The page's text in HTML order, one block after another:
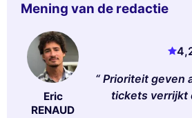
Mening van de redactie
Eric
RENAUD
Prioriteit geven
tickets verrijkt